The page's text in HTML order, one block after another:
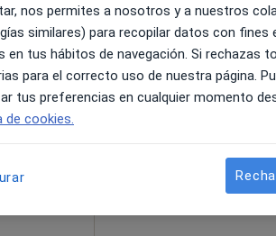
La reserva de
nos permites a nosotros y a nuestros
similares) para recopilar datos con
en tus hábitos de navegación. Si rechazas
para el correcto uso de nuestra página.
tus preferencias en cualquier momento
de cookies.